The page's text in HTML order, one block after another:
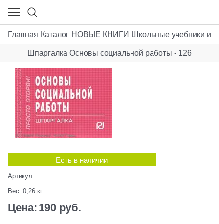
Главная Каталог НОВЫЕ КНИГИ Школьные учебники и
Шпаргалка Основы социальной работы - 126
Есть в наличии
Артикул:
Вес: 0,26 кг.
Цена: 190 руб.